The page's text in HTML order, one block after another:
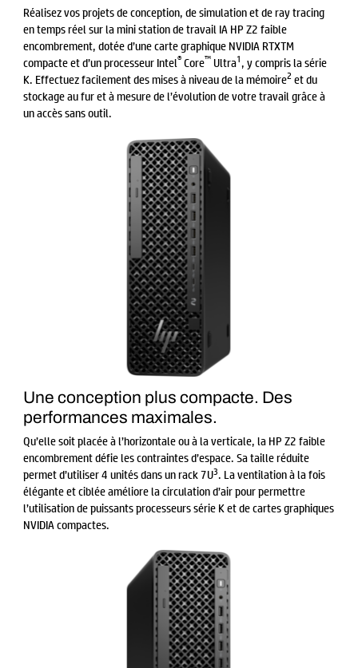
Réalisez vos projets de conception, de simulation et de ray tracing
en temps réel sur la mini station de travail IA HP Z2 faible
encombrement, dotée d’une carte graphique NVIDIA RTXTM
compacte et d’un processeur Intel®Core™ Ultra1, y compris la série
K. Effectuez facilement des mises à niveau de la mémoire2et du
stockage au fur et à mesure de l’évolution de votre travail grâce à
un accès sans outil.
Une conception plus compacte. Des
performances maximales.
Qu’elle soit placée à l’horizontale ou à la verticale, la HP Z2 faible
encombrement défie les contraintes d’espace. Sa taille réduite
permet d’utiliser 4 unités dans un rack 7U3. La ventilation à la fois
élégante et ciblée améliore la circulation d’air pour permettre
l’utilisation de puissants processeurs série K et de cartes graphiques
NVIDIA compactes.